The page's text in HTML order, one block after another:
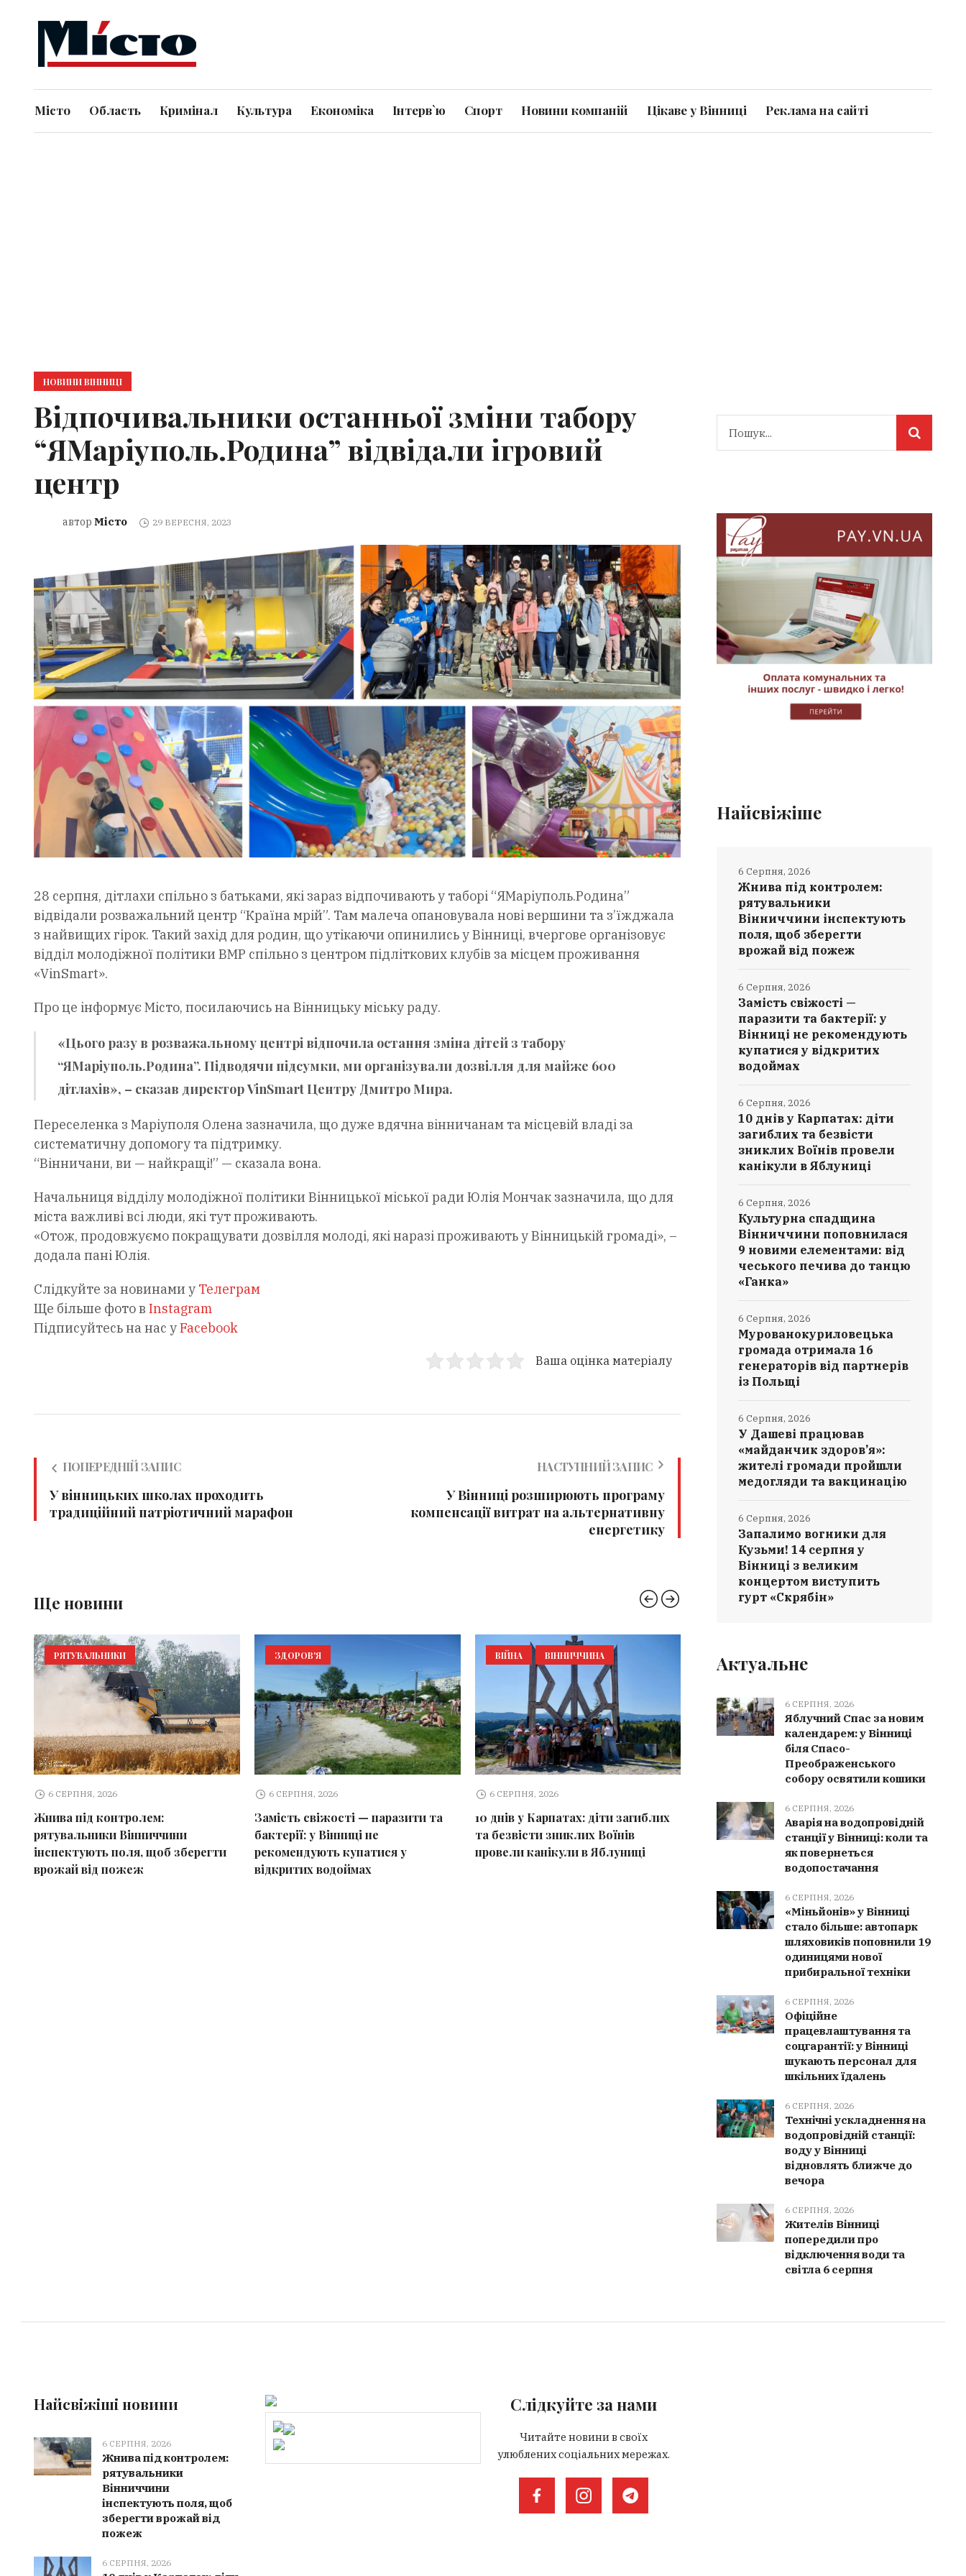
Місто Область Кримінал Культура Економіка Інтерв`ю Спорт Новини компаній Цікаве у Вінниці Реклама на сайті
НОВИНИ ВІННИЦІ
Відпочивальники останньої зміни табору
“ЯМаріуполь.Родина” відвідали ігровий
центр
автор Місто 29 ВЕРЕСНЯ, 2023
28 серпня, дітлахи спільно з батьками, які зараз відпочивають у таборі “ЯМаріуполь.Родина”
відвідали розважальний центр “Країна мрій”. Там малеча опановувала нові вершини та з’їжджала
з найвищих гірок. Такий захід для родин, що утікаючи опинились у Вінниці, вчергове організовує
відділ молодіжної політики ВМР спільно з центром підліткових клубів за місцем проживання
«VinSmart».
Про це інформує Місто, посилаючись на Вінницьку міську раду.
«Цього разу в розважальному центрі відпочила остання зміна дітей з табору
“ЯМаріуполь.Родина”. Підводячи підсумки, ми організували дозвілля для майже 600
дітлахів», – сказав директор VinSmart Центру Дмитро Мира.
Переселенка з Маріуполя Олена зазначила, що дуже вдячна вінничанам та місцевій владі за
систематичну допомогу та підтримку.
“Вінничани, ви — найкращі!” — сказала вона.
Начальниця відділу молодіжної політики Вінницької міської ради Юлія Мончак зазначила, що для
міста важливі всі люди, які тут проживають.
«Отож, продовжуємо покращувати дозвілля молоді, які наразі проживають у Вінницькій громаді», –
додала пані Юлія.
Слідкуйте за новинами у Телеграм
Ще більше фото в Instagram
Підписуйтесь на нас уFacebook
Ваша оцінка матеріалу
ПОПЕРЕДНІЙ ЗАПИС
У вінницьких школах проходить
традиційний патріотичний марафон
НАСТУПНИЙ ЗАПИС
У Вінниці розширюють програму
компенсації витрат на альтернативну
енергетику
Ще новини
РЯТУВАЛЬНИКИ
6 СЕРПНЯ, 2026
Жнива під контролем:
рятувальники Вінниччини
інспектують поля, щоб зберегти
врожай від пожеж
ЗДОРОВ'Я
6 СЕРПНЯ, 2026
Замість свіжості — паразити та
бактерії: у Вінниці не
рекомендують купатися у
відкритих водоймах
ВІЙНА ВІННИЧЧИНА
6 СЕРПНЯ, 2026
10 днів у Карпатах: діти загиблих
та безвісти зниклих Воїнів
провели канікули в Яблуниці
Культурна спадщина Вінниччини
поповнилася 9 новими
елементами: від чеського печива
до танцю «Ганка»
Найсвіжіше
Жнива під контролем:
рятувальники
Вінниччини інспектують
поля, щоб зберегти
врожай від пожеж
6 Серпня, 2026
Замість свіжості —
паразити та бактерії: у
Вінниці не рекомендують
купатися у відкритих
водоймах
6 Серпня, 2026
10 днів у Карпатах: діти
загиблих та безвісти
зниклих Воїнів провели
канікули в Яблуниці
6 Серпня, 2026
Культурна спадщина
Вінниччини поповнилася
9 новими елементами: від
чеського печива до танцю
«Ганка»
6 Серпня, 2026
Мурованокуриловецька
громада отримала 16
генераторів від партнерів
із Польщі
6 Серпня, 2026
У Дашеві працював
«майданчик здоров’я»:
жителі громади пройшли
медогляди та вакцинацію
6 Серпня, 2026
Запалимо вогники для
Кузьми! 14 серпня у
Вінниці з великим
концертом виступить
гурт «Скрябін»
6 Серпня, 2026
Актуальне
6 СЕРПНЯ, 2026
Яблучний Спас за новим
календарем: у Вінниці
біля Спасо-
Преображенського
собору освятили кошики
6 СЕРПНЯ, 2026
Аварія на водопровідній
станції у Вінниці: коли та
як повернеться
водопостачання
6 СЕРПНЯ, 2026
«Міньйонів» у Вінниці
стало більше: автопарк
шляховиків поповнили 19
одиницями нової
прибиральної техніки
6 СЕРПНЯ, 2026
Офіційне
працевлаштування та
соцгарантії: у Вінниці
шукають персонал для
шкільних їдалень
6 СЕРПНЯ, 2026
Технічні ускладнення на
водопровідній станції:
воду у Вінниці
відновлять ближче до
вечора
6 СЕРПНЯ, 2026
Жителів Вінниці
попередили про
відключення води та
світла 6 серпня
Найсвіжіші новини
6 СЕРПНЯ, 2026
Жнива під контролем:
рятувальники
Вінниччини
інспектують поля, щоб
зберегти врожай від
пожеж
6 СЕРПНЯ, 2026
Слідкуйте за нами
Читайте новини в своїх
улюблених соціальних мережах.